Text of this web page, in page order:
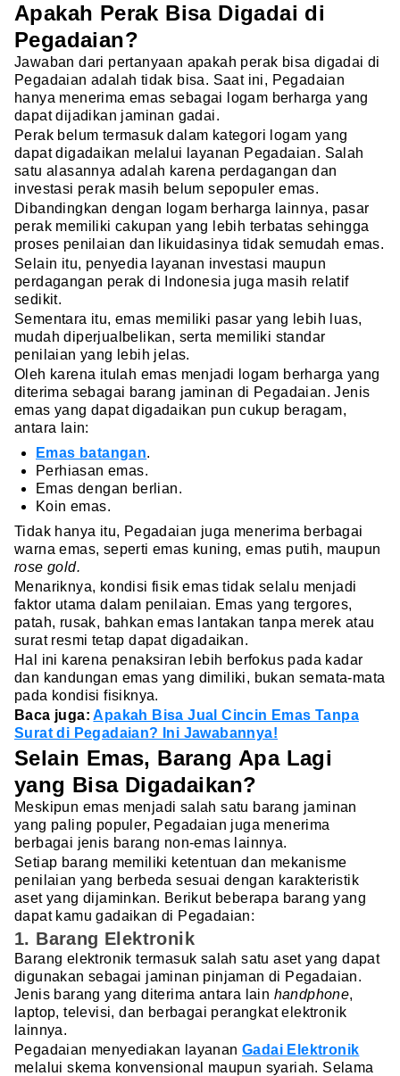
Apakah Perak Bisa Digadai di
Pegadaian?
Jawaban dari pertanyaan apakah perak bisa digadai di
Pegadaian adalah tidak bisa. Saat ini, Pegadaian
hanya menerima emas sebagai logam berharga yang
dapat dijadikan jaminan gadai.
Perak belum termasuk dalam kategori logam yang
dapat digadaikan melalui layanan Pegadaian. Salah
satu alasannya adalah karena perdagangan dan
investasi perak masih belum sepopuler emas.
Dibandingkan dengan logam berharga lainnya, pasar
perak memiliki cakupan yang lebih terbatas sehingga
proses penilaian dan likuidasinya tidak semudah emas.
Selain itu, penyedia layanan investasi maupun
perdagangan perak di Indonesia juga masih relatif
sedikit.
Sementara itu, emas memiliki pasar yang lebih luas,
mudah diperjualbelikan, serta memiliki standar
penilaian yang lebih jelas.
Oleh karena itulah emas menjadi logam berharga yang
diterima sebagai barang jaminan di Pegadaian. Jenis
emas yang dapat digadaikan pun cukup beragam,
antara lain:
Emas batangan.
Perhiasan emas.
Emas dengan berlian.
Koin emas.
Tidak hanya itu, Pegadaian juga menerima berbagai
warna emas, seperti emas kuning, emas putih, maupun
rose gold.
Menariknya, kondisi fisik emas tidak selalu menjadi
faktor utama dalam penilaian. Emas yang tergores,
patah, rusak, bahkan emas lantakan tanpa merek atau
surat resmi tetap dapat digadaikan.
Hal ini karena penaksiran lebih berfokus pada kadar
dan kandungan emas yang dimiliki, bukan semata-mata
pada kondisi fisiknya.
Baca juga:Apakah Bisa Jual Cincin Emas Tanpa
Surat di Pegadaian? Ini Jawabannya!
Selain Emas, Barang Apa Lagi
yang Bisa Digadaikan?
Meskipun emas menjadi salah satu barang jaminan
yang paling populer, Pegadaian juga menerima
berbagai jenis barang non-emas lainnya.
Setiap barang memiliki ketentuan dan mekanisme
penilaian yang berbeda sesuai dengan karakteristik
aset yang dijaminkan. Berikut beberapa barang yang
dapat kamu gadaikan di Pegadaian:
1. Barang Elektronik
Barang elektronik termasuk salah satu aset yang dapat
digunakan sebagai jaminan pinjaman di Pegadaian.
Jenis barang yang diterima antara lain handphone,
laptop, televisi, dan berbagai perangkat elektronik
lainnya.
Pegadaian menyediakan layanan Gadai Elektronik
melalui skema konvensional maupun syariah. Selama